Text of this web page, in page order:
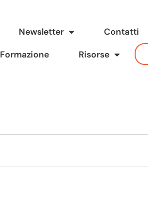
Newsletter Contatti
Formazione Risorse